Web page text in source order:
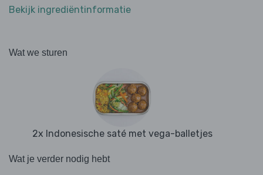
Bekijk ingrediëntinformatie
Wat we sturen
2x Indonesische saté met vega-balletjes
Wat je verder nodig hebt